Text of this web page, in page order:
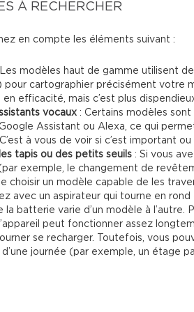
À RECHERCHER
en compte les éléments suivant :
modèles haut de gamme utilisent
pour cartographier précisément votre
efficacité, mais c’est plus
vocaux : Certains modèles
Assistant ou Alexa, ce qui
à vous de voir si c’est important ou
tapis ou des petits seuils : Si vous
exemple, le changement de
choisir un modèle capable de les
avec un aspirateur qui tourne en
la batterie varie d’un modèle à l’autre.
peut fonctionner assez
se recharger. Toutefois, vous
journée (par exemple, un étage